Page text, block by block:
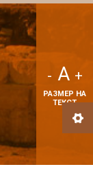
- A +
РАЗМЕР НА
ТЕКСТ